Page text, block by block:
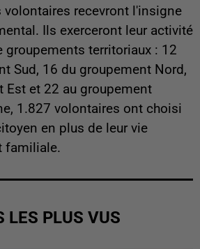
volontaires recevront l'insigne
Ils exerceront leur activité
groupements territoriaux : 12
Sud, 16 du groupement Nord,
Est et 22 au groupement
1.827 volontaires ont choisi
en plus de leur vie
familiale.
LES PLUS VUS